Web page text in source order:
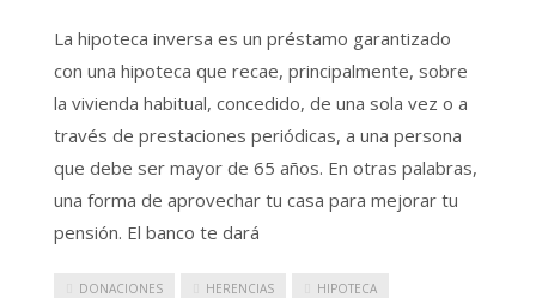
La hipoteca inversa es un préstamo garantizado
con una hipoteca que recae, principalmente, sobre
la vivienda habitual, concedido, de una sola vez o a
través de prestaciones periódicas, a una persona
que debe ser mayor de 65 años. En otras palabras,
una forma de aprovechar tu casa para mejorar tu
pensión. El banco te dará
DONACIONES HERENCIAS HIPOTECA